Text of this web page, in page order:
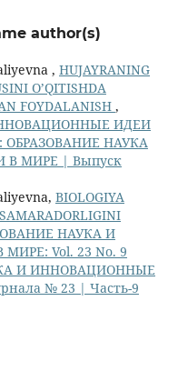
author(s)
, HUJAYRANING
O’QITISHDA
FOYDALANISH ,
ИДЕИ
ОБРАЗОВАНИЕ НАУКА
МИРЕ | Выпуск
BIOLOGIYA
НАУКА И
Vol. 23 No. 9
И ИННОВАЦИОННЫЕ
№ 23 | Часть-9